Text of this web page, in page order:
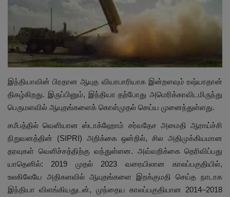
சந்தா
English Tamil
இந்தியாவின் பிரதான ஆயுத வியாபாரியாக இன்றளவும் ரஷ்யாதான்
திகழ்கிறது. இருப்பினும், இந்தியா தற்போது அமெரிக்காவிடமிருந்து
பெருமளவில் ஆயுதங்களைக் கொள்முதல் செய்ய முனைந்துள்ளது.
சமீபத்தில் வெளியான ஸ்டாக்ஹோம் சர்வதேச அமைதி ஆராய்ச்சி
நிறுவனத்தின் (SIPRI) அறிக்கை ஒன்றில், சில அதிமுக்கியமான
தரவுகள் வெளிச்சத்திற்கு வந்துள்ளன. அவ்வறிக்கை தெரிவிப்பது
யாதெனில்: 2019 முதல் 2023 வரையிலான காலப்பகுதியில்,
உலகிலேயே அதிகளவில் ஆயுதங்களை இறக்குமதி செய்த நாடாக
இந்தியா விளங்கியதுடன், முந்தைய காலப்பகுதியான 2014–2018